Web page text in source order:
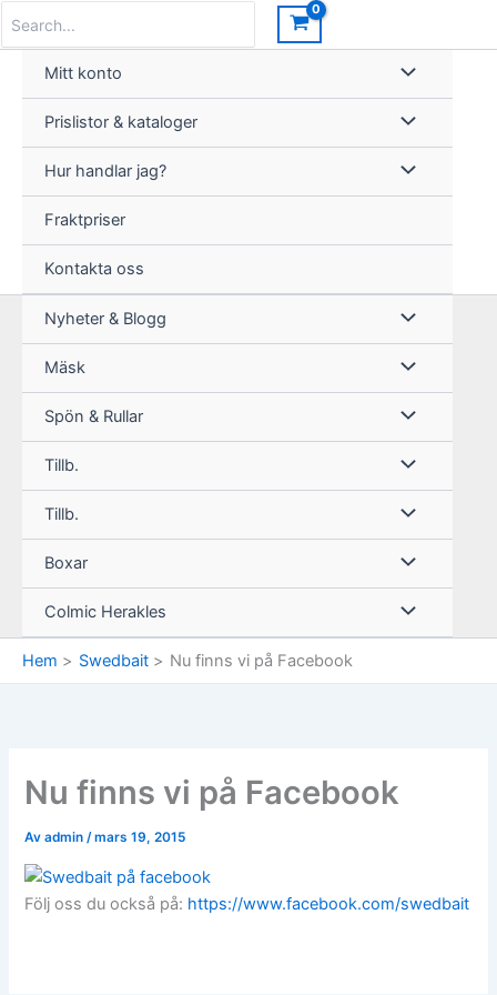
innehåll
for:
Mitt konto
Prislistor & kataloger
Hur handlar jag?
Fraktpriser
Kontakta oss
Nyheter & Blogg
Mäsk
Spön & Rullar
Tillb.
Tillb.
Boxar
Colmic Herakles
Hem Swedbait Nu finns vi på Facebook
Nu finns vi på Facebook
Avadmin/mars 19, 2015
Följ oss du också på: https://www.facebook.com/swedbait